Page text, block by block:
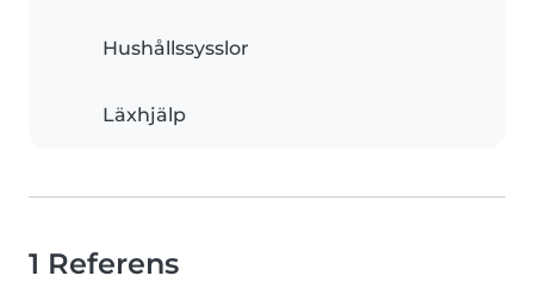
Hushållssysslor
Läxhjälp
1 Referens